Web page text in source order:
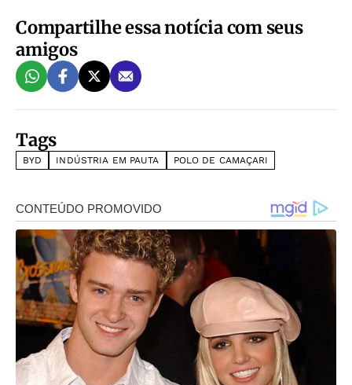
Compartilhe essa notícia com seus
amigos
Tags
BYD INDÚSTRIA EM PAUTA POLO DE CAMAÇARI